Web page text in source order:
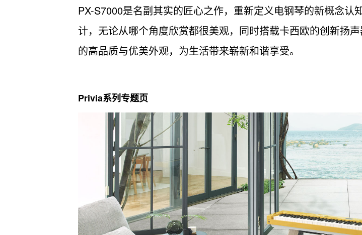
PX-S7000是名副其实的匠心之作，重新定义电钢琴的新概念
计，无论从哪个角度欣赏都很美观，同时搭载卡西欧的创新扬
的高品质与优美外观，为生活带来崭新和谐享受。
Privia系列专题页